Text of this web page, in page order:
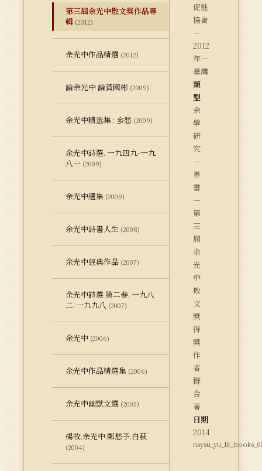
第三屆余光中散文獎作品專
輯 (2012)
余光中作品精選 (2012)
論余光中 論黃國彬 (2009)
余光中精选集 : 乡愁 (2009)
余光中詩選. 一九四九-一九
八一 (2009)
余光中選集 (2009)
余光中詩書人生 (2008)
余光中經典作品 (2007)
余光中詩選 第二卷. 一九八
二-一九九八 (2007)
余光中 (2006)
余光中作品精選集 (2006)
余光中幽默文選 (2005)
楊牧.余光中.鄭愁予.白萩
(2004)
促進
協會
－
2012
年－
臺灣
類
型
余
學
研
究
－
專
書
－
第
三
屆
余
光
中
散
文
獎
得
獎
作
者
群
合
著
日期
2014